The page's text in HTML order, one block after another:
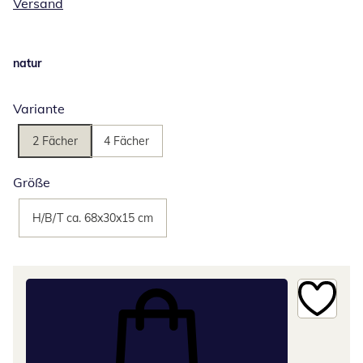
Versand
natur
Variante
2 Fächer 4 Fächer
Größe
H/B/T ca. 68x30x15 cm